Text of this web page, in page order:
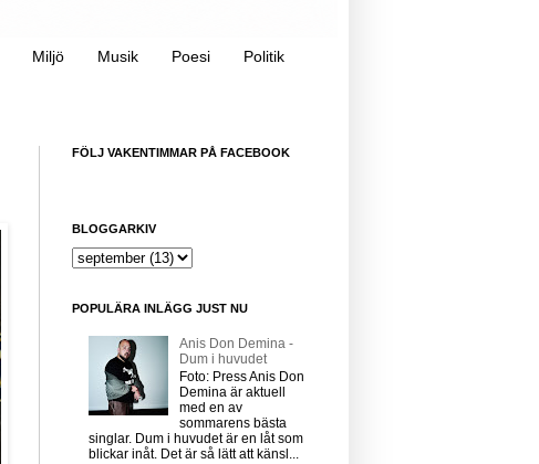
Miljö Musik Poesi Politik
FÖLJ VAKENTIMMAR PÅ FACEBOOK
BLOGGARKIV
POPULÄRA INLÄGG JUST NU
Anis Don Demina -
Dum i huvudet
Foto: Press Anis Don
Demina är aktuell
med en av
sommarens bästa
singlar. Dum i huvudet är en låt som
blickar inåt. Det är så lätt att känsl...